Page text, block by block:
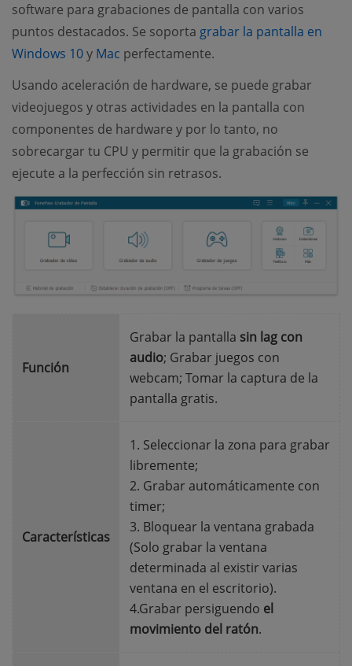
software para grabaciones de pantalla con varios
puntos destacados. Se soporta grabar la pantalla en
Windows 10(opens new window)
y Mac (opens new window)
perfectamente.
Usando aceleración de hardware, se puede grabar
videojuegos y otras actividades en la pantalla con
componentes de hardware y por lo tanto, no
sobrecargar tu CPU y permitir que la grabación se
ejecute a la perfección sin retrasos.
Función
Grabar la pantalla sin lag con
audio; Grabar juegos con
webcam; Tomar la captura de la
pantalla gratis.
Características
1. Seleccionar la zona para grabar
libremente;
2. Grabar automáticamente con
timer;
3. Bloquear la ventana grabada
(Solo grabar la ventana
determinada al existir varias
ventana en el escritorio).
4.Grabar persiguendo el
movimiento del ratón.